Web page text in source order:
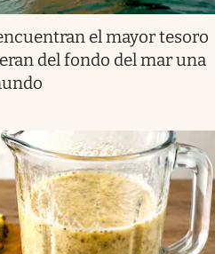
el mayor tesoro
del fondo del mar una